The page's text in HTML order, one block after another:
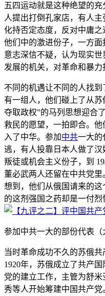
五四运动就是这种绝望的
人提出打倒孔家店，有人
化持否定态度，反对中庸之
他们中的激进份子，一方
意志深信不疑，认为现实
发展的机关，对革命和暴力
不同的机遇让不同的人找
有一组人，他们碰上了从
夺取政权”的马列思想迎合
救民的愿望，一拍即合。他
入了中华。参加中共一大的
逃，有人投靠日本人做了
叛徒或机会主义份子，到
董必武两人还留在中共党
想到，他们从俄国请来的
的这剂强国之药却是一付烈
参加中共一大的部份代表（
当时革命成功不久的苏俄共
1920年，苏俄成立了共产
党的建立工作，主管为舒
秀等人开始筹建中国共产党